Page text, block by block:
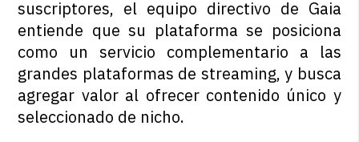
suscriptores, el equipo directivo de Gaia
entiende que su plataforma se posiciona
como un servicio complementario a las
grandes plataformas de streaming, y busca
agregar valor al ofrecer contenido único y
seleccionado de nicho.